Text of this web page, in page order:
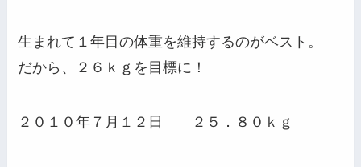
生まれて１年目の体重を維持するのがベスト。
だから、２６ｋｇを目標に！
２０１０年７月１２日 ２５．８０ｋｇ